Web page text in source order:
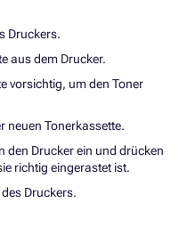
Druckers.
aus dem Drucker.
vorsichtig, um den Toner
neuen Tonerkassette.
den Drucker ein und drücken
richtig eingerastet ist.
Druckers.